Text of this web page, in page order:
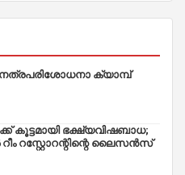
ക്യാമ്പ്
കൂട്ടമായി ഭക്ഷ്യവിഷബാധ;
റസ്റ്റോറന്റിന്റെ ലൈസൻസ്